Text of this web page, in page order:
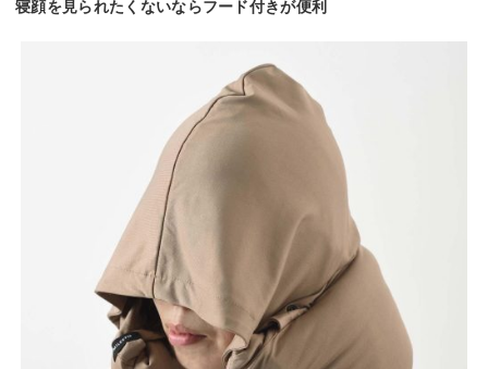
寝顔を見られたくないならフード付きが便利